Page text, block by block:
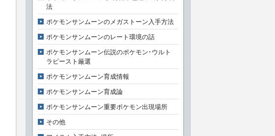
法
ポケモンサンムーンのメガストーン入手方法
ポケモンサンムーンのレート環境の話
ポケモンサンムーン伝説のポケモン･ウルト
ラビースト厳選
ポケモンサンムーン育成情報
ポケモンサンムーン育成論
ポケモンサンムーン重要ポケモン出現場所
その他